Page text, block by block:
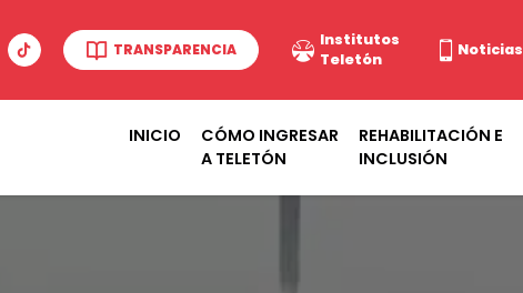
TRANSPARENCIA
Institutos
Teletón
Noticias
INICIO
CÓMO INGRESAR
A TELETÓN
REHABILITACIÓN E
INCLUSIÓN